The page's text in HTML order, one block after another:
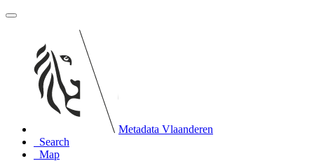
Metadata Vlaanderen
Search
Map